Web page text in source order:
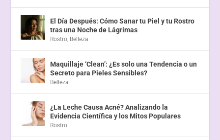
El Día Después: Cómo Sanar tu Piel y tu Rostro
tras una Noche de Lágrimas
Rostro, Belleza
Maquillaje ‘Clean’: ¿Es solo una Tendencia o un
Secreto para Pieles Sensibles?
Belleza
¿La Leche Causa Acné? Analizando la
Evidencia Científica y los Mitos Populares
Rostro